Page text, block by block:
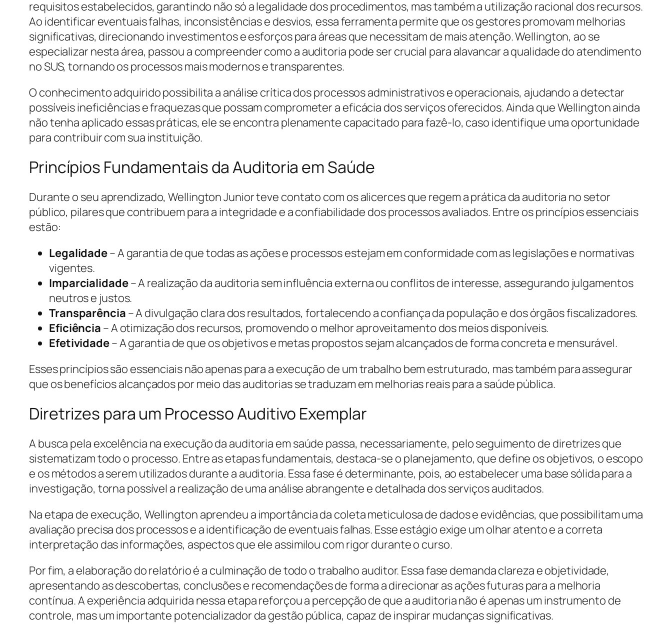
requisitos estabelecidos, garantindo não só a legalidade dos procedimentos, mas também a utilização racional dos recursos.
Ao identificar eventuais falhas, inconsistências e desvios, essa ferramenta permite que os gestores promovam melhorias
significativas, direcionando investimentos e esforços para áreas que necessitam de mais atenção. Wellington, ao se
especializar nesta área, passou a compreender como a auditoria pode ser crucial para alavancar a qualidade do atendimento
no SUS, tornando os processos mais modernos e transparentes.
O conhecimento adquirido possibilita a análise crítica dos processos administrativos e operacionais, ajudando a detectar
possíveis ineficiências e fraquezas que possam comprometer a eficácia dos serviços oferecidos. Ainda que Wellington ainda
não tenha aplicado essas práticas, ele se encontra plenamente capacitado para fazê-lo, caso identifique uma oportunidade
para contribuir com sua instituição.
Princípios Fundamentais da Auditoria em Saúde
Durante o seu aprendizado, Wellington Junior teve contato com os alicerces que regem a prática da auditoria no setor
público, pilares que contribuem para a integridade e a confiabilidade dos processos avaliados. Entre os princípios essenciais
estão:
Legalidade– A garantia de que todas as ações e processos estejam em conformidade com as legislações e normativas
vigentes.
Imparcialidade– A realização da auditoria sem influência externa ou conflitos de interesse, assegurando julgamentos
neutros e justos.
Transparência – A divulgação clara dos resultados, fortalecendo a confiança da população e dos órgãos fiscalizadores.
Eficiência – A otimização dos recursos, promovendo o melhor aproveitamento dos meios disponíveis.
Efetividade– A garantia de que os objetivos e metas propostos sejam alcançados de forma concreta e mensurável.
Esses princípios são essenciais não apenas para a execução de um trabalho bem estruturado, mas também para assegurar
que os benefícios alcançados por meio das auditorias se traduzam em melhorias reais para a saúde pública.
Diretrizes para um Processo Auditivo Exemplar
A busca pela excelência na execução da auditoria em saúde passa, necessariamente, pelo seguimento de diretrizes que
sistematizam todo o processo. Entre as etapas fundamentais, destaca-se o planejamento, que define os objetivos, o escopo
e os métodos a serem utilizados durante a auditoria. Essa fase é determinante, pois, ao estabelecer uma base sólida para a
investigação, torna possível a realização de uma análise abrangente e detalhada dos serviços auditados.
Na etapa de execução, Wellington aprendeu a importância da coleta meticulosa de dados e evidências, que possibilitam uma
avaliação precisa dos processos e a identificação de eventuais falhas. Esse estágio exige um olhar atento e a correta
interpretação das informações, aspectos que ele assimilou com rigor durante o curso.
Por fim, a elaboração do relatório é a culminação de todo o trabalho auditor. Essa fase demanda clareza e objetividade,
apresentando as descobertas, conclusões e recomendações de forma a direcionar as ações futuras para a melhoria
contínua. A experiência adquirida nessa etapa reforçou a percepção de que a auditoria não é apenas um instrumento de
controle, mas um importante potencializador da gestão pública, capaz de inspirar mudanças significativas.